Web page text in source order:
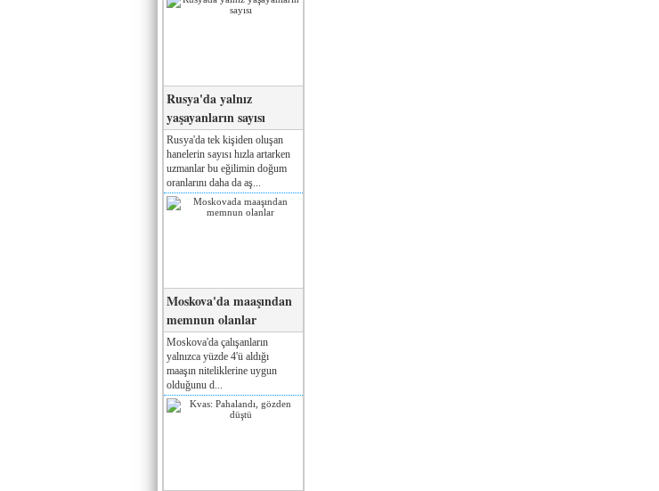
Rusya'da yalnız
yaşayanların sayısı
Rusya'da tek kişiden oluşan
hanelerin sayısı hızla artarken
uzmanlar bu eğilimin doğum
oranlarını daha da aş...
Moskova'da maaşından
memnun olanlar
Moskova'da çalışanların
yalnızca yüzde 4'ü aldığı
maaşın niteliklerine uygun
olduğunu d...